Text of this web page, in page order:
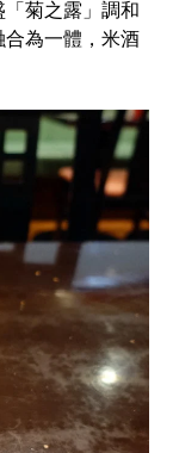
菊之露」調和
為一體，米酒